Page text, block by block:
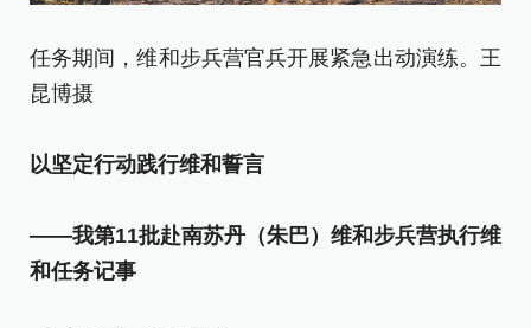
任务期间，维和步兵营官兵开展紧急出动演练。王
昆博摄
以坚定行动践行维和誓言
——我第11批赴南苏丹（朱巴）维和步兵营执行维
和任务记事